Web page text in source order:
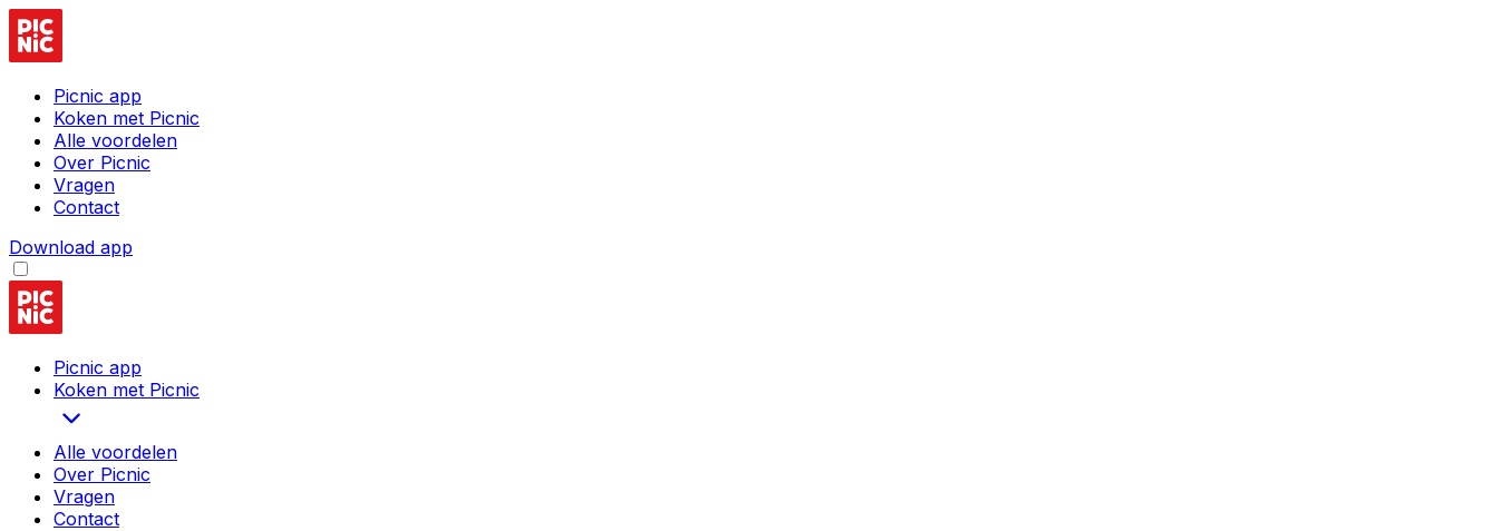
Picnic app
Koken met Picnic
Alle voordelen
Over Picnic
Vragen
Contact
Download app
Picnic app
Koken met Picnic
Alle voordelen
Over Picnic
Vragen
Contact